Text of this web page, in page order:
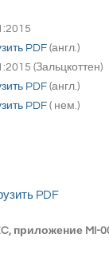
PDF (англ.)
(Зальцкоттен)
PDF (англ.)
PDF ( нем.)
PDF
приложение MI-